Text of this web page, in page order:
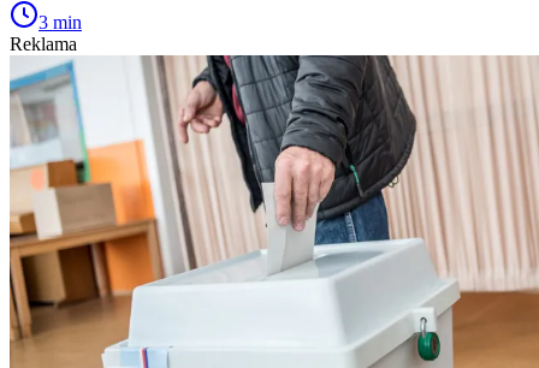
3 min
Reklama